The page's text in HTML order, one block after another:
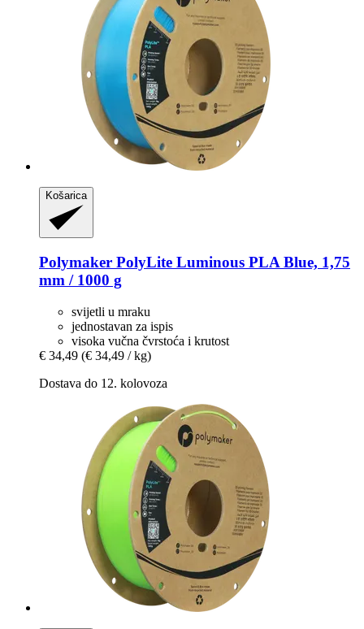
Košarica
Polymaker PolyLite Luminous PLA Blue, 1,75
mm / 1000 g
svijetli u mraku
jednostavan za ispis
visoka vučna čvrstoća i krutost
€ 34,49 (€ 34,49 / kg)
Dostava do 12. kolovoza